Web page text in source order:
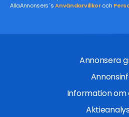
AllaAnnonsers´sAnvändarvillkoroch
Annonsera
Information om